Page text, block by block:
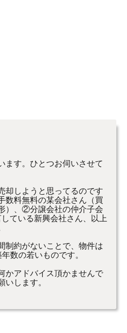
ます。ひとつお伺いさせて
却しようと思ってるのです
数料無料の某会社さん（買
）、②分譲会社の仲介子会
ている新興会社さん、以上
制約がないことで、物件は
数の若いものです。
かアドバイス頂かませんで
いします。